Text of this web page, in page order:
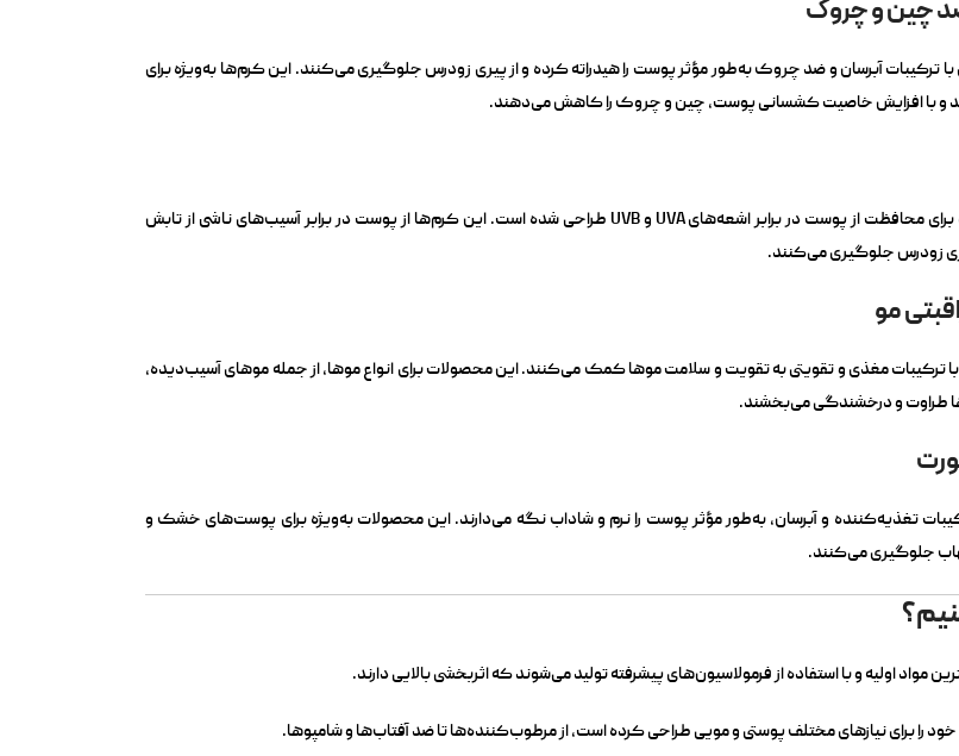
ترکیبات آبرسان و ضد چروک به‌طور مؤثر پوست را هیدراته کرده و از پیری زودرس جلوگیری می‌کنند. این کرم‌ها به‌ویژه برای
افزایش خاصیت کشسانی پوست، چین و چروک را کاهش می‌دهند.
با فرمولاسیونی ویژه برای محافظت از پوست در برابر اشعه‌های UVA و UVB طراحی شده است. این کرم‌ها از پوست در برابر آسیب‌های ناشی از تابش
زودرس جلوگیری می‌کنند.
ترکیبات مغذی و تقویتی به تقویت و سلامت موها کمک می‌کنند. این محصولات برای انواع موها، از جمله موهای آسیب‌دیده،
طراوت و درخشندگی می‌بخشند.
تغذیه‌کننده و آبرسان، به‌طور مؤثر پوست را نرم و شاداب نگه می‌دارند. این محصولات به‌ویژه برای پوست‌های خشک و
جلوگیری می‌کنند.
مواد اولیه و با استفاده از فرمولاسیون‌های پیشرفته تولید می‌شوند که اثربخشی بالایی دارند.
را برای نیازهای مختلف پوستی و مویی طراحی کرده است، از مرطوب‌کننده‌ها تا ضد آفتاب‌ها و شامپوها.